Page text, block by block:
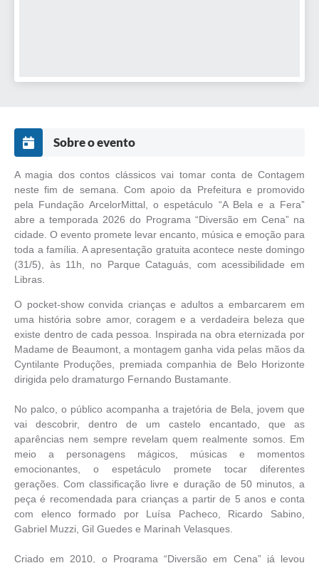
Sobre o evento
A magia dos contos clássicos vai tomar conta de Contagem
neste fim de semana. Com apoio da Prefeitura e promovido
pela Fundação ArcelorMittal, o espetáculo “A Bela e a Fera”
abre a temporada 2026 do Programa “Diversão em Cena” na
cidade. O evento promete levar encanto, música e emoção para
toda a família. A apresentação gratuita acontece neste domingo
(31/5), às 11h, no Parque Cataguás, com acessibilidade em
Libras.
O pocket-show convida crianças e adultos a embarcarem em
uma história sobre amor, coragem e a verdadeira beleza que
existe dentro de cada pessoa. Inspirada na obra eternizada por
Madame de Beaumont, a montagem ganha vida pelas mãos da
Cyntilante Produções, premiada companhia de Belo Horizonte
dirigida pelo dramaturgo Fernando Bustamante.
No palco, o público acompanha a trajetória de Bela, jovem que
vai descobrir, dentro de um castelo encantado, que as
aparências nem sempre revelam quem realmente somos. Em
meio a personagens mágicos, músicas e momentos
emocionantes, o espetáculo promete tocar diferentes
gerações. Com classificação livre e duração de 50 minutos, a
peça é recomendada para crianças a partir de 5 anos e conta
com elenco formado por Luísa Pacheco, Ricardo Sabino,
Gabriel Muzzi, Gil Guedes e Marinah Velasques.
Criado em 2010, o Programa “Diversão em Cena” já levou